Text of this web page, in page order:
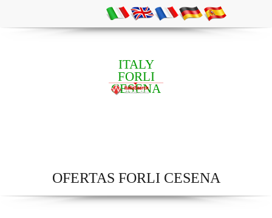
ITALY
FORLI
CESENA
OFERTAS FORLI CESENA